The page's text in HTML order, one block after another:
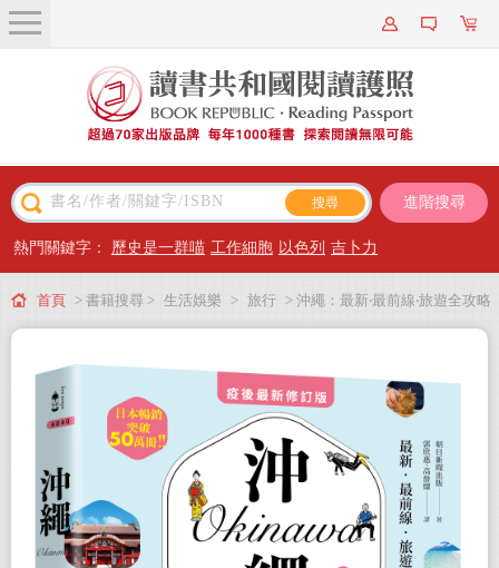
關於我們
近期新書
主題閱讀
出版專區
會員專屬
會員儲值方案
進階搜尋
熱門關鍵字： 歷史是一群喵 工作細胞 以色列 吉卜力
首頁 > 書籍搜尋 > 生活娛樂 > 旅行 > 沖繩：最新‧最前線‧旅遊全攻略